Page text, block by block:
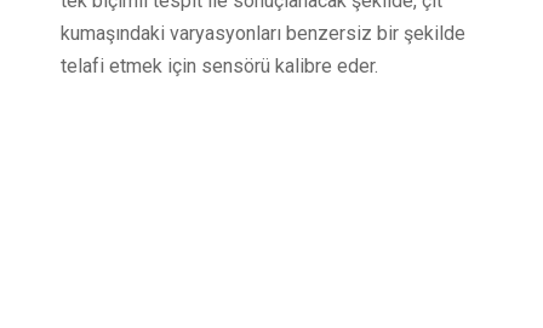
kumaşındaki varyasyonları benzersiz bir şekilde
telafi etmek için sensörü kalibre eder.